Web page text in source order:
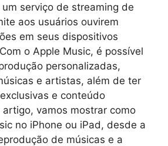
serviço de streaming de
aos usuários ouvirem
em seus dispositivos
o Apple Music, é possível
personalizadas,
e artistas, além de ter
e conteúdo
vamos mostrar como
no iPhone ou iPad, desde a
de músicas e a